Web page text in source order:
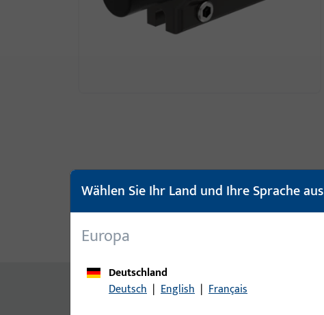
Produktbeschreibung
Inhalt
Wählen Sie Ihr Land und Ihre Sprache aus
Europa
Deutschland
Deutsch | English | Français